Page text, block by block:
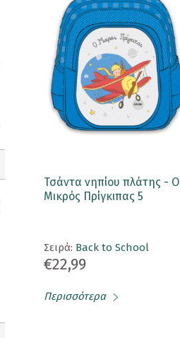
Τσάντα νηπίου πλάτης - Ο
Μικρός Πρίγκιπας 5
Σειρά: Back to School
€22,99
Περισσότερα